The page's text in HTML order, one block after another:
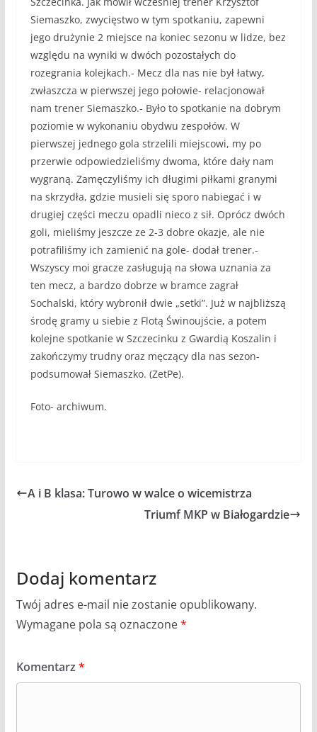
Siemaszko, zwycięstwo w tym spotkaniu, zapewni
jego drużynie 2 miejsce na koniec sezonu w lidze, bez
względu na wyniki w dwóch pozostałych do
rozegrania kolejkach.- Mecz dla nas nie był łatwy,
zwłaszcza w pierwszej jego połowie- relacjonował
nam trener Siemaszko.- Było to spotkanie na dobrym
poziomie w wykonaniu obydwu zespołów. W
pierwszej jednego gola strzelili miejscowi, my po
przerwie odpowiedzieliśmy dwoma, które dały nam
wygraną. Zamęczyliśmy ich długimi piłkami granymi
na skrzydła, gdzie musieli się sporo nabiegać i w
drugiej części meczu opadli nieco z sił. Oprócz dwóch
goli, mieliśmy jeszcze ze 2-3 dobre okazje, ale nie
potrafiliśmy ich zamienić na gole- dodał trener.-
Wszyscy moi gracze zasługują na słowa uznania za
ten mecz, a bardzo dobrze w bramce zagrał
Sochalski, który wybronił dwie „setki”. Już w najbliższą
środę gramy u siebie z Flotą Świnoujście, a potem
kolejne spotkanie w Szczecinku z Gwardią Koszalin i
zakończymy trudny oraz męczący dla nas sezon-
podsumował Siemaszko. (ZetPe).
Foto- archiwum.
A i B klasa: Turowo w walce o wicemistrza
Triumf MKP w Białogardzie
Dodaj komentarz
Twój adres e-mail nie zostanie opublikowany.
Wymagane pola są oznaczone*
Komentarz *